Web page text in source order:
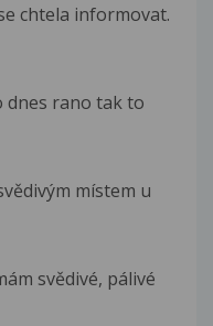
chtela informovat.
dnes rano tak to
místem u
svědivé, pálivé